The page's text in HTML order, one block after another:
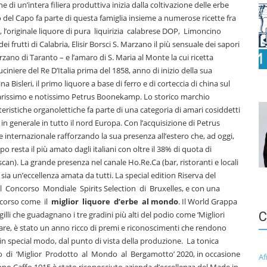
di un’intera filiera produttiva inizia dalla coltivazione delle erbe
Capo fa parte di questa famiglia insieme a numerose ricette fra
liquore di pura liquirizia calabrese DOP, Limoncino
di Calabria, Elisir Borsci S. Marzano il più sensuale dei sapori
di Taranto – e l’amaro di S. Maria al Monte la cui ricetta
del Re D’Italia prima del 1858, anno di inizio della sua
Bisleri, il primo liquore a base di ferro e di corteccia di china sul
e notissimo Petrus Boonekamp. Lo storico marchio
organolettiche fa parte di una categoria di amari cosiddetti
generale in tutto il nord Europa. Con l’acquisizione di Petrus
rafforzando la sua presenza all’estero che, ad oggi,
resta il più amato dagli italiani con oltre il 38% di quota di
La grande presenza nel canale Ho.Re.Ca (bar, ristoranti e locali
un’eccellenza amata da tutti. La special edition Riserva del
Mondiale Spirits Selection di Bruxelles, e con una
come il miglior liquore d’erbe al mondo. Il World Grappa
che guadagnano i tre gradini più alti del podio come ‘Migliori
è stato un anno ricco di premi e riconoscimenti che rendono
special modo, dal punto di vista della produzione. La tonica
di ‘Miglior Prodotto al Mondo al Bergamotto’ 2020, in occasione